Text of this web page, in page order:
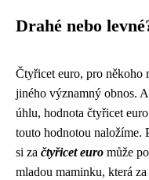
Drahé nebo
Čtyřicet euro, pro někoho
jiného významný obnos.
úhlu, hodnota čtyřicet
touto hodnotou naložíme.
si za čtyřicet euro může
mladou maminku, která